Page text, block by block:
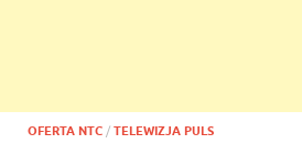
OFERTA NTC / TELEWIZJA PULS